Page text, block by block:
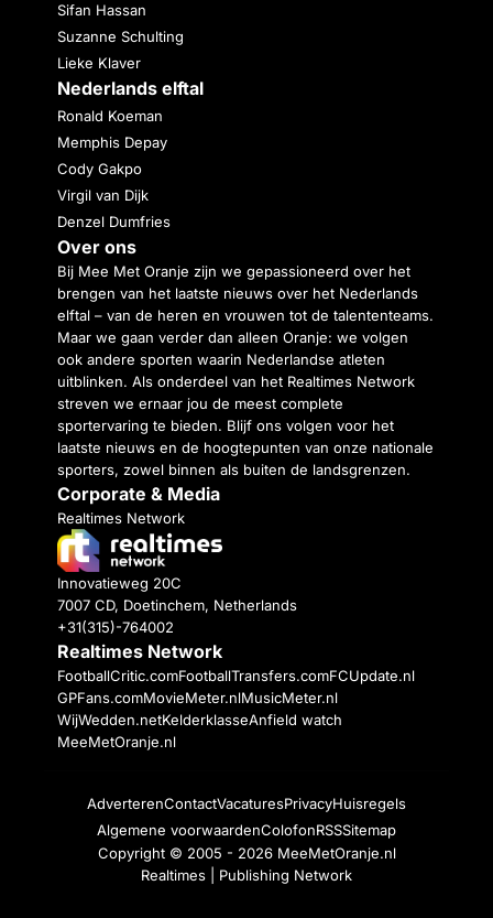
Sifan Hassan
Suzanne Schulting
Lieke Klaver
Nederlands elftal
Ronald Koeman
Memphis Depay
Cody Gakpo
Virgil van Dijk
Denzel Dumfries
Over ons
Bij Mee Met Oranje zijn we gepassioneerd over het
brengen van het laatste nieuws over het Nederlands
elftal – van de heren en vrouwen tot de talententeams.
Maar we gaan verder dan alleen Oranje: we volgen
ook andere sporten waarin Nederlandse atleten
uitblinken. Als onderdeel van het Realtimes Network
streven we ernaar jou de meest complete
sportervaring te bieden. Blijf ons volgen voor het
laatste nieuws en de hoogtepunten van onze nationale
sporters, zowel binnen als buiten de landsgrenzen.
Corporate & Media
Realtimes Network
Innovatieweg 20C
7007 CD, Doetinchem, Netherlands
+31(315)-764002
Realtimes Network
FootballCritic.comFootballTransfers.comFCUpdate.nl
GPFans.comMovieMeter.nlMusicMeter.nl
WijWedden.netKelderklasseAnfield watch
MeeMetOranje.nl
AdverterenContactVacaturesPrivacyHuisregels
Algemene voorwaardenColofonRSSSitemap
Copyright © 2005 - 2026 MeeMetOranje.nl
Realtimes | Publishing Network